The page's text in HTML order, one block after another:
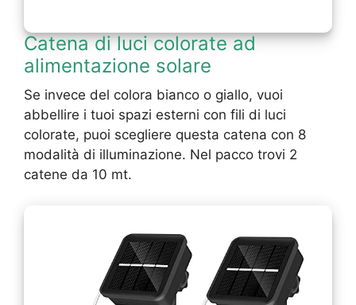
Catena di luci colorate ad
alimentazione solare
Se invece del colora bianco o giallo, vuoi
abbellire i tuoi spazi esterni con fili di luci
colorate, puoi scegliere questa catena con 8
modalità di illuminazione. Nel pacco trovi 2
catene da 10 mt.